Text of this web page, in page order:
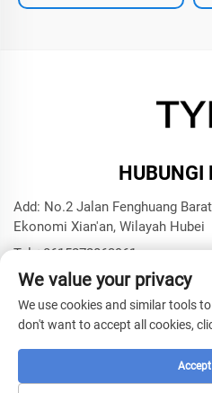
HUBUNGI
Add: No.2 Jalan Fenghuang
Ekonomi Xian'an, Wilayah Hubei
Tel:+8615272063961
E-mel:[email protected]
We value your privacy
We use cookies and similar tools
don't want to accept all cookies,
Accept